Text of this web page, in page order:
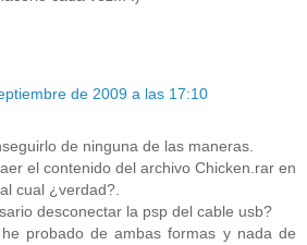
de 2009 a las 17:10
de ninguna de las maneras.
el contenido del archivo Chicken.rar en
cual ¿verdad?.
desconectar la psp del cable usb?
probado de ambas formas y nada de